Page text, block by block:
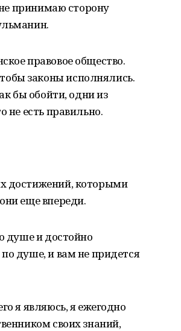
не принимаю сторону
правовое общество.
законы исполнялись.
бы обойти, одни из
не есть правильно.
достижений, которыми
еще впереди.
душе и достойно
душе, и вам не придется
я являюсь, я ежегодно
своих знаний,